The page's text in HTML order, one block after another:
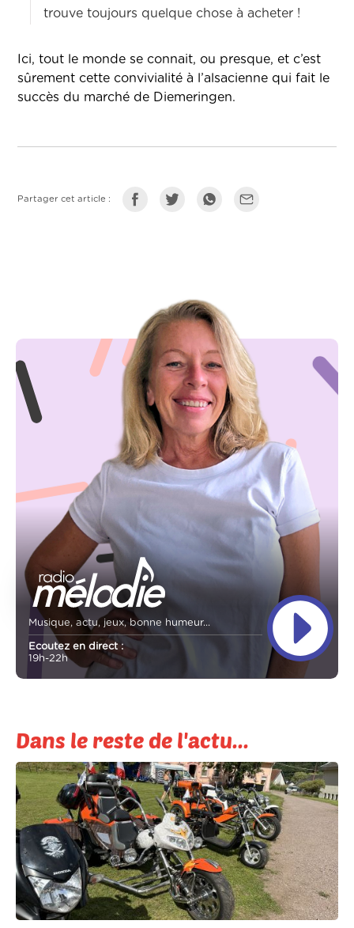
trouve toujours quelque chose à acheter !
Ici, tout le monde se connait, ou presque, et c’est
sûrement cette convivialité à l’alsacienne qui fait le
succès du marché de Diemeringen.
Partager cet article :
Musique, actu, jeux, bonne humeur...
Ecoutez en direct :
19h-22h
Dans le reste de l'actu...